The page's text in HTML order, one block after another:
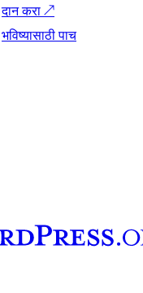
दान करा ↗
भविष्यासाठी पाच